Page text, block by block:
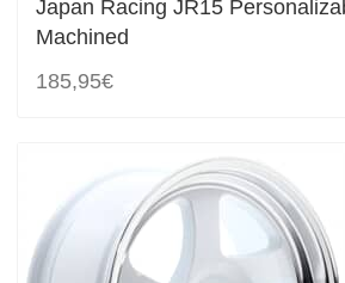
Japan Racing JR15
Machined
185,95€